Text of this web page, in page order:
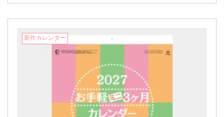
新作カレンダー